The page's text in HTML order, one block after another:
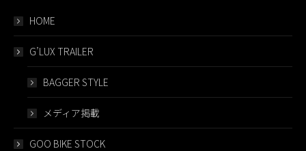
HOME
G’LUX TRAILER
BAGGER STYLE
メディア掲載
GOO BIKE STOCK